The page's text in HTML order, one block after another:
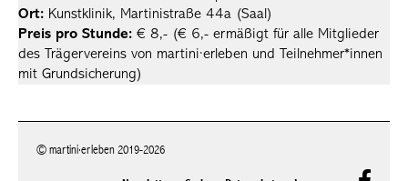
Ort: Kunstklinik, Martinistraße 44a (Saal)
Preis pro Stunde: € 8,- (€ 6,- ermäßigt für alle Mitglieder
des Trägervereins von martini·erleben und Teilnehmer*innen
mit Grundsicherung)
© martini·erleben 2019-2026